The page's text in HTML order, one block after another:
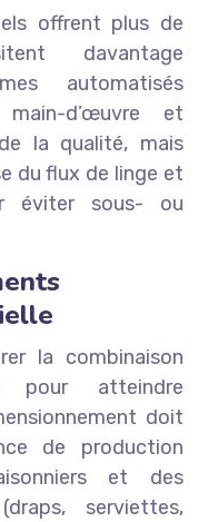
offrent plus de
davantage
automatisés
d’œuvre et
la qualité, mais
du flux de linge et
éviter sous- ou
la combinaison
pour atteindre
doit
de production
et des
serviettes,